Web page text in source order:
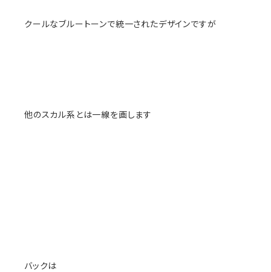
クールなブルートーンで統一されたデザインですが
他のスカル系とは一線を画します
バックは